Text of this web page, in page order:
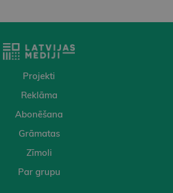
Projekti
Reklāma
Abonēšana
Grāmatas
Zīmoli
Par grupu